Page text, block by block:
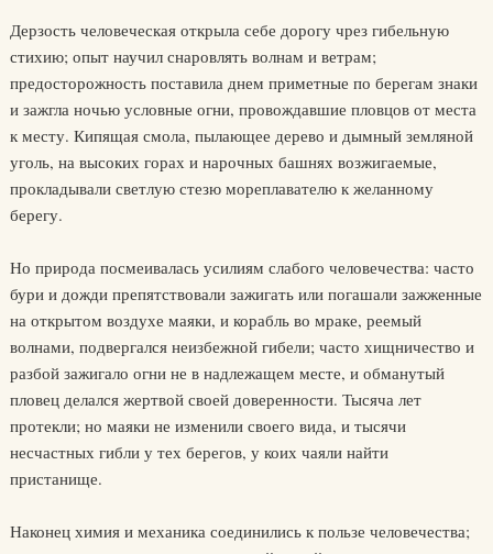
Дерзость человеческая открыла себе дорогу чрез гибельную
стихию; опыт научил снаровлять волнам и ветрам;
предосторожность поставила днем приметные по берегам знаки
и зажгла ночью условные огни, провождавшие пловцов от места
к месту. Кипящая смола, пылающее дерево и дымный земляной
уголь, на высоких горах и нарочных башнях возжигаемые,
прокладывали светлую стезю мореплавателю к желанному
берегу.
Но природа посмеивалась усилиям слабого человечества: часто
бури и дожди препятствовали зажигать или погашали зажженные
на открытом воздухе маяки, и корабль во мраке, реемый
волнами, подвергался неизбежной гибели; часто хищничество и
разбой зажигало огни не в надлежащем месте, и обманутый
пловец делался жертвой своей доверенности. Тысяча лет
протекли; но маяки не изменили своего вида, и тысячи
несчастных гибли у тех берегов, у коих чаяли найти
пристанище.
Наконец химия и механика соединились к пользе человечества;